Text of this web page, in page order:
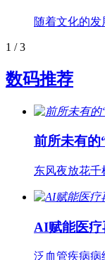
随着文化的
1 / 3
数码推荐
前所未有的
东风夜放花
AI赋能医疗
泛血管疾病病